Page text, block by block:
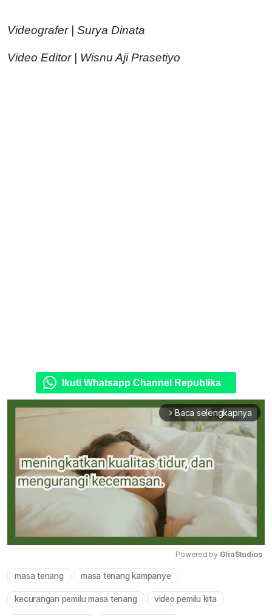
Videografer | Surya Dinata
Video Editor | Wisnu Aji Prasetiyo
Ikuti Whatsapp Channel Republika
arrow_forward_ios Baca selengkapnya
Powered by GliaStudios
masa tenang masa tenang kampanye
kecurangan pemilu masa tenang video pemilu kita